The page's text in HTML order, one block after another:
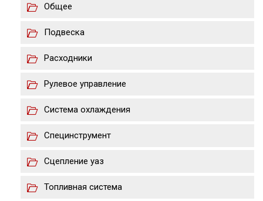
Общее
Подвеска
Расходники
Рулевое управление
Система охлаждения
Специнструмент
Сцепление уаз
Топливная система